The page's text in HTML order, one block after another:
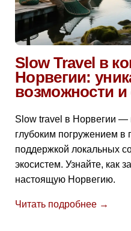
Slow Travel в
Норвегии:
возможности
Slow travel в Норвегии —
глубоким погружением в
поддержкой локальных
экосистем. Узнайте, как
настоящую Норвегию.
Читать подробнее →